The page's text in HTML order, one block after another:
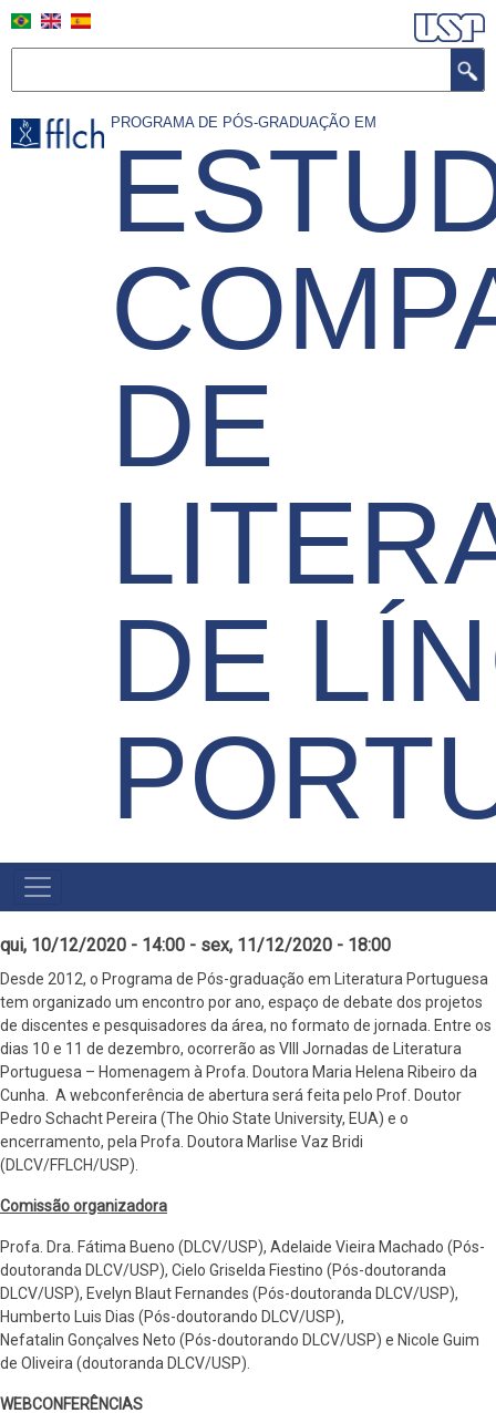
Pular
para
PROGRAMA DE PÓS-GRADUAÇÃO EM
DE
DE
MAIN
MENU
qui, 10/12/2020 - 14:00 - sex, 11/12/2020 - 18:00
Desde 2012, o Programa de Pós-graduação em Literatura Portuguesa
tem organizado um encontro por ano, espaço de debate dos projetos
de discentes e pesquisadores da área, no formato de jornada. Entre os
dias 10 e 11 de dezembro, ocorrerão as VIII Jornadas de Literatura
Portuguesa – Homenagem à Profa. Doutora Maria Helena Ribeiro da
Cunha. A webconferência de abertura será feita pelo Prof. Doutor
Pedro Schacht Pereira (The Ohio State University, EUA) e o
encerramento, pela Profa. Doutora Marlise Vaz Bridi
(DLCV/FFLCH/USP).
Comissão organizadora
Profa. Dra. Fátima Bueno (DLCV/USP), Adelaide Vieira Machado (Pós-
doutoranda DLCV/USP), Cielo Griselda Fiestino (Pós-doutoranda
DLCV/USP), Evelyn Blaut Fernandes (Pós-doutoranda DLCV/USP),
Humberto Luis Dias (Pós-doutorando DLCV/USP),
Nefatalin Gonçalves Neto (Pós-doutorando DLCV/USP) e Nicole Guim
de Oliveira (doutoranda DLCV/USP).
WEBCONFERÊNCIAS